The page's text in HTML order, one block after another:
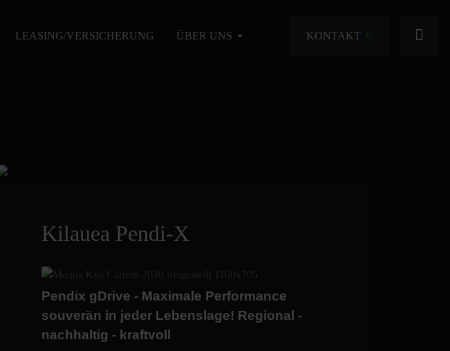
LEASING/VERSICHERUNG ÜBER UNS KONTAKT
Kilauea Pendi-X
Pendix gDrive - Maximale Performance
souverän in jeder Lebenslage! Regional -
nachhaltig - kraftvoll